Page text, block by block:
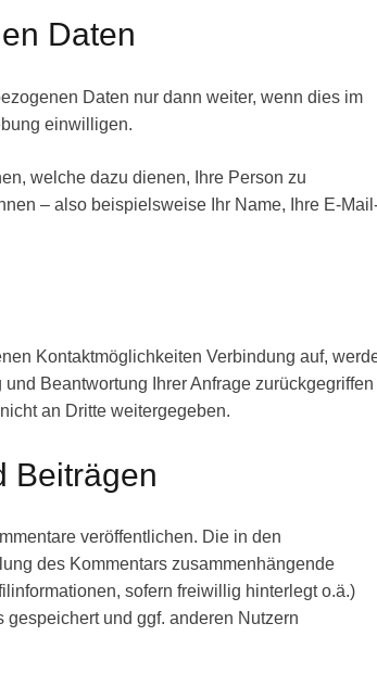
Daten
Daten nur dann weiter, wenn dies im
einwilligen.
welche dazu dienen, Ihre Person zu
– also beispielsweise Ihr Name, Ihre E-
Kontaktmöglichkeiten Verbindung auf,
Beantwortung Ihrer Anfrage zurückgegriffen
an Dritte weitergegeben.
Beiträgen
veröffentlichen. Die in den
des Kommentars zusammenhängende
sofern freiwillig hinterlegt o.ä.)
und ggf. anderen Nutzern